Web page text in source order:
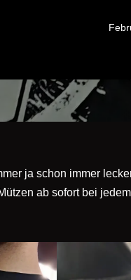
ja schon immer
ab sofort bei jedem